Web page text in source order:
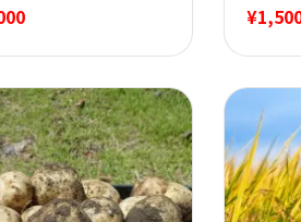
価
¥3,500
–
¥14,000
¥